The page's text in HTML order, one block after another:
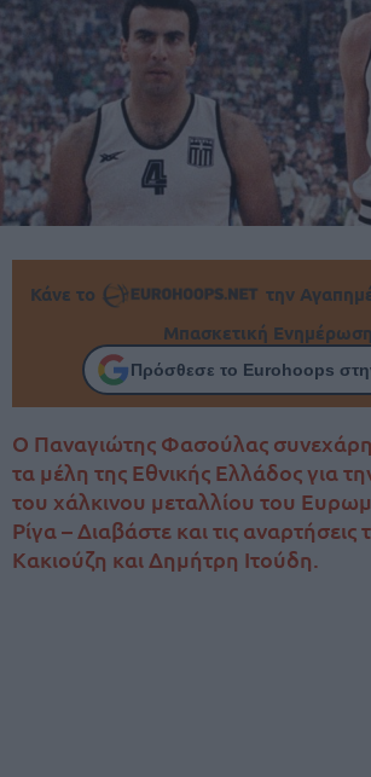
Κάνε το
την
Μπασκετική
Πρόσθεσε το Eurohoops
Ο Παναγιώτης Φασούλας
τα μέλη της Εθνικής Ελλάδος για
του χάλκινου μεταλλίου του
Ρίγα – Διαβάστε και τις
Κακιούζη και Δημήτρη Ιτούδη.